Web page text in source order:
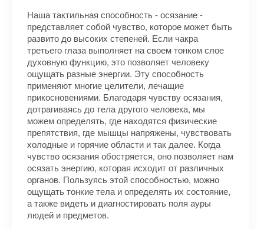
Наша тактильная способность - осязание -
представляет собой чувство, которое может быть
развито до высоких степеней. Если чакра
третьего глаза выполняет на своем тонком слое
духовную функцию, это позволяет человеку
ощущать разные энергии. Эту способность
применяют многие целители, лечащие
прикосновениями. Благодаря чувству осязания,
дотрагиваясь до тела другого человека, мы
можем определять, где находятся физические
препятствия, где мышцы напряжены, чувствовать
холодные и горячие области и так далее. Когда
чувство осязания обостряется, оно позволяет нам
осязать энергию, которая исходит от различных
органов. Пользуясь этой способностью, можно
ощущать тонкие тела и определять их состояние,
а также видеть и диагностировать поля ауры
людей и предметов.